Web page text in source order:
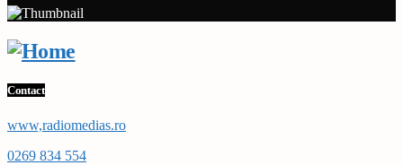
Contact
www,radiomedias.ro
0269 834 554